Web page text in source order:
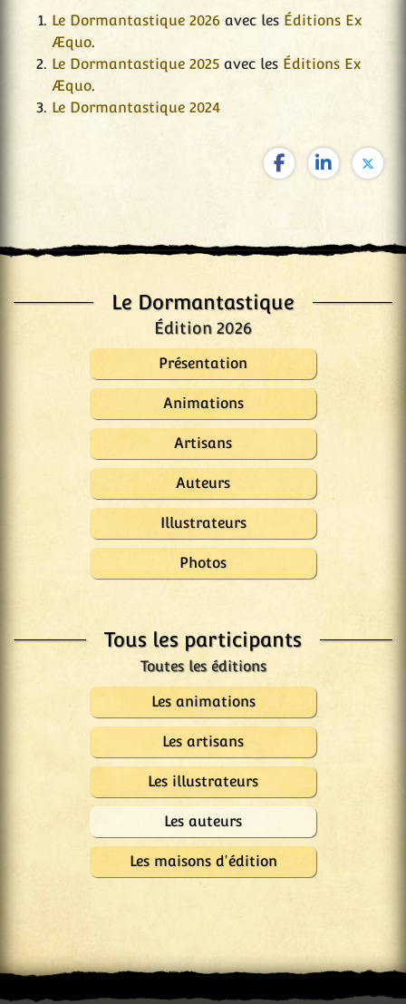
Le Dormantastique
Édition 2026
Présentation
Animations
Artisans
Auteurs
Illustrateurs
Photos
Tous les participants
Les animations
Les artisans
Les illustrateurs
Les auteurs
Les maisons d'édition
Le Dormantastique 2026 avec les Éditions Ex
Æquo.
Le Dormantastique 2025 avec les Éditions Ex
Æquo.
Le Dormantastique 2024